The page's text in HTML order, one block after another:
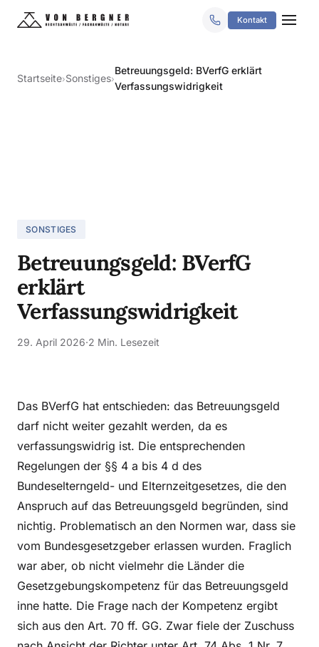
Kontakt
Startseite›Sonstiges›
Betreuungsgeld: BVerfG erklärt
Verfassungswidrigkeit
SONSTIGES
Betreuungsgeld: BVerfG
erklärt
Verfassungswidrigkeit
29. April 2026·2 Min. Lesezeit
Das BVerfG hat entschieden: das Betreuungsgeld
darf nicht weiter gezahlt werden, da es
verfassungswidrig ist. Die entsprechenden
Regelungen der §§ 4 a bis 4 d des
Bundeselterngeld- und Elternzeitgesetzes, die den
Anspruch auf das Betreuungsgeld begründen, sind
nichtig. Problematisch an den Normen war, dass sie
vom Bundesgesetzgeber erlassen wurden. Fraglich
war aber, ob nicht vielmehr die Länder die
Gesetzgebungskompetenz für das Betreuungsgeld
inne hatte. Die Frage nach der Kompetenz ergibt
sich aus den Art. 70 ff. GG. Zwar fiele der Zuschuss